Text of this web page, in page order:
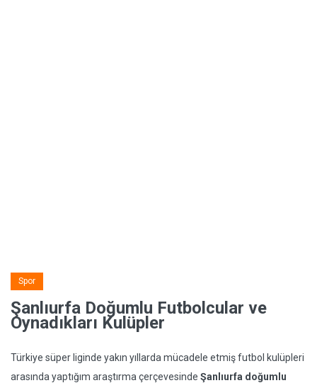
Spor
Şanlıurfa Doğumlu Futbolcular ve
Oynadıkları Kulüpler
Türkiye süper liginde yakın yıllarda mücadele etmiş futbol kulüpleri
arasında yaptığım araştırma çerçevesinde Şanlıurfa doğumlu